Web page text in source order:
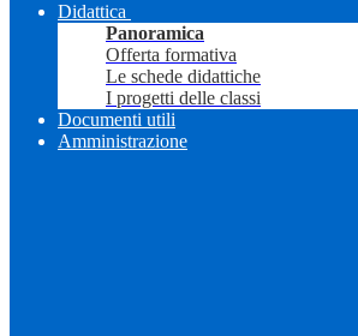
Didattica
Panoramica
Offerta formativa
Le schede didattiche
I progetti delle classi
Documenti utili
Amministrazione